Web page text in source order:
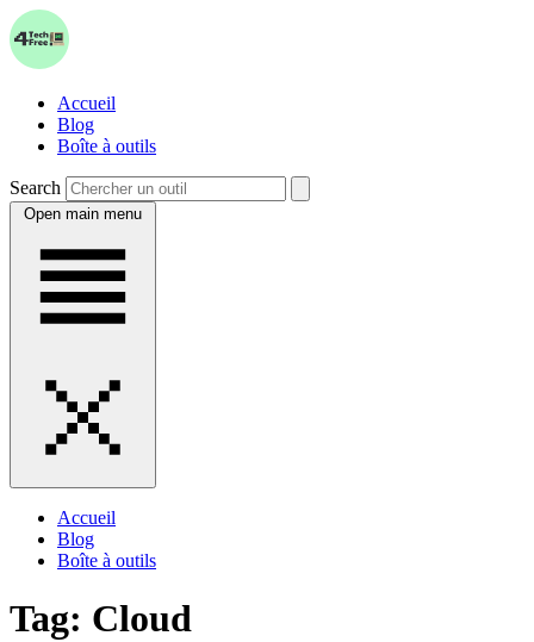
Accueil
Blog
Boîte à outils
Search
Open main menu
Accueil
Blog
Boîte à outils
Tag: Cloud